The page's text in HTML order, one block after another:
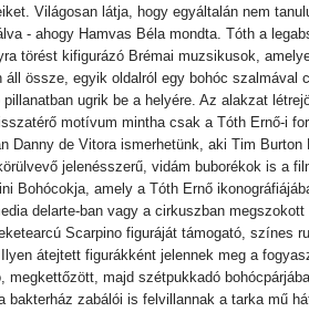
Világosan látja, hogy egyáltalán nem
- ahogy Hamvas Béla mondta. Tóth a
törést kifigurázó Brémai muzsikusok,
áll össze, egyik oldalról egy bohóc
ugrik be a helyére. Az alakzat
motívum mintha csak a Tóth Ernő-i
Danny de Vitora ismerhetünk, aki Tim
jelenésszerű, vidám buborékok is a
Bohócokja, amely a Tóth Ernő
delarte-ban vagy a cirkuszban
Scarpino figuráját támogató, színes
átejtett figurákként jelennek meg a
megkettőzött, majd szétpukkadó
bakterház zabálói is felvillannak a tarka mű